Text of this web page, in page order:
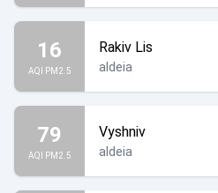
16
AQI PM2.5
Rakiv Lis
aldeia
79
AQI PM2.5
Vyshniv
aldeia